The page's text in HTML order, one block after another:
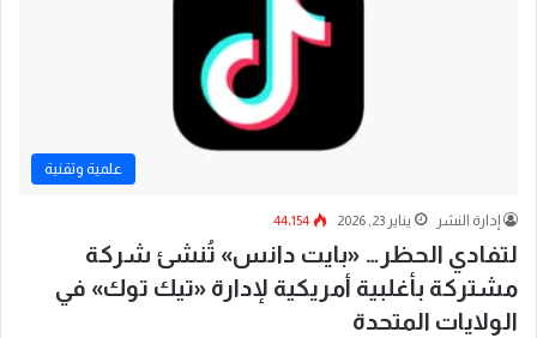
علمية وتقنية
إدارة النشر يناير 23, 2026 44٬154
لتفادي الحظر… «بايت دانس» تُنشئ شركة
مشتركة بأغلبية أمريكية لإدارة «تيك توك» في
الولايات المتحدة